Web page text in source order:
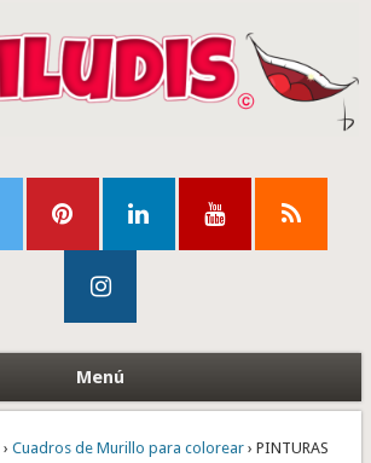
Menú
› Cuadros de Murillo para colorear› PINTURAS